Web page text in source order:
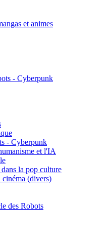
et animes
- Cyberpunk
- Cyberpunk
et l'IA
la pop culture
cinéma (divers)
des Robots